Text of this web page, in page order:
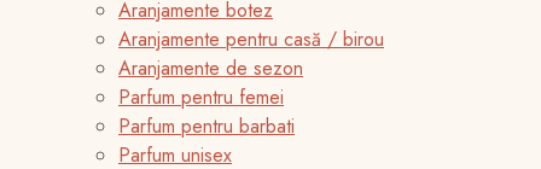
Aranjamente botez
Aranjamente pentru casă / birou
Aranjamente de sezon
Parfum pentru femei
Parfum pentru barbati
Parfum unisex